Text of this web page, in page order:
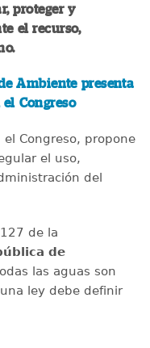
proteger y
el recurso,
Ambiente presenta
Congreso
Congreso, propone
el uso,
del
de la
de
las aguas son
ley debe definir